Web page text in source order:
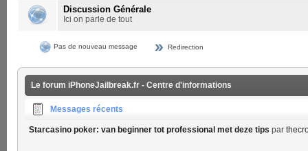
Discussion Générale
Ici on parle de tout
Pas de nouveau message Redirection
Le forum iPhoneJailbreak.fr - Centre d'informations
Messages récents
Starcasino poker: van beginner tot professional met deze tips par